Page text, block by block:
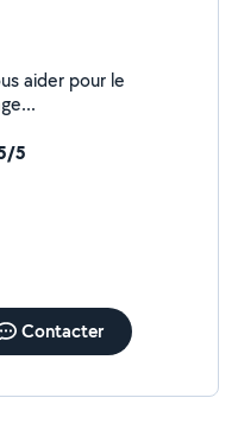
aider pour le
5
Contacter